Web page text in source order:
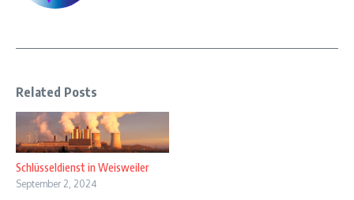
Related Posts
Schlüsseldienst in Weisweiler
September 2, 2024